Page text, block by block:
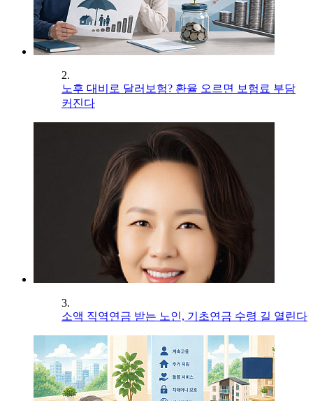
2.
노후 대비로 달러보험? 환율 오르면 보험료 부담
커진다
3.
소액 직역연금 받는 노인, 기초연금 수령 길 열린다